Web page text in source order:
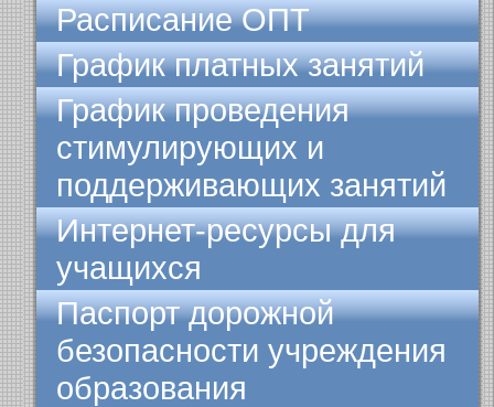
Расписание ОПТ
График платных занятий
График проведения
стимулирующих и
поддерживающих занятий
Интернет-ресурсы для
учащихся
Паспорт дорожной
безопасности учреждения
образования